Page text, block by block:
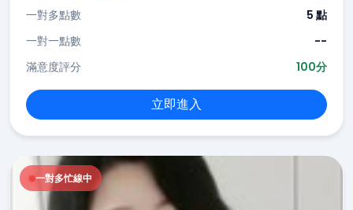
一對多點數
5 點
一對一點數
--
滿意度評分
100分
立即進入
一對多忙線中